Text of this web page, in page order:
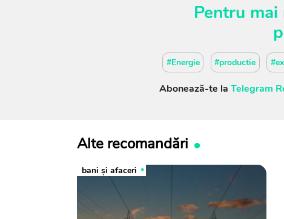
Pentru
#Energie #productie
Abonează-te la Telegram
Alte recomandări
bani și afaceri